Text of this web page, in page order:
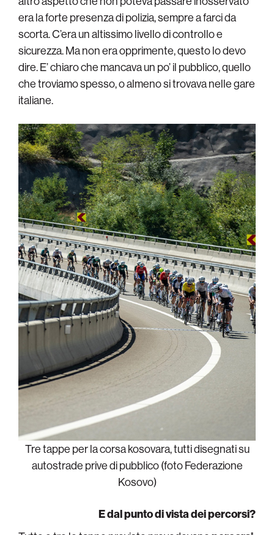
era la forte presenza di polizia, sempre a farci da
scorta. C’era un altissimo livello di controllo e
sicurezza. Ma non era opprimente, questo lo devo
dire. E’ chiaro che mancava un po’ il pubblico, quello
che troviamo spesso, o almeno si trovava nelle gare
italiane.
Tre tappe per la corsa kosovara, tutti disegnati su
autostrade prive di pubblico (foto Federazione
Kosovo)
E dal punto di vista dei percorsi?